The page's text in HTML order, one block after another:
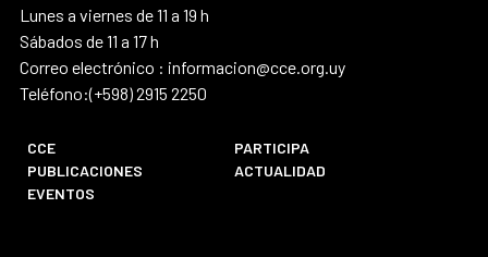
Lunes a viernes de 11 a 19 h
Sábados de 11 a 17 h
Correo electrónico : informacion@cce.org.uy
Teléfono:(+598) 2915 2250
CCE
PARTICIPA
PUBLICACIONES
ACTUALIDAD
EVENTOS